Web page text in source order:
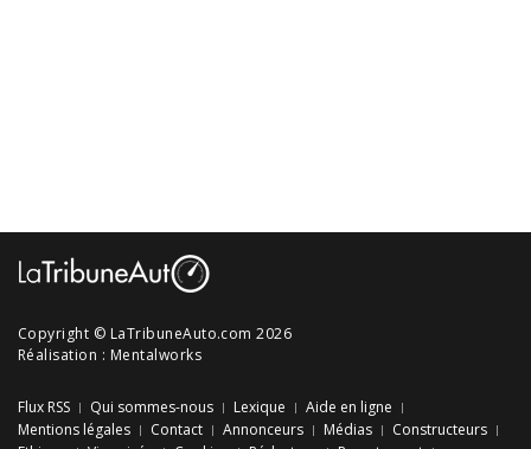
Copyright © LaTribuneAuto.com 2026
Réalisation : Mentalworks
Flux RSS Qui sommes-nous Lexique
Aide en ligne
Mentions légales
Contact Annonceurs Médias
Constructeurs